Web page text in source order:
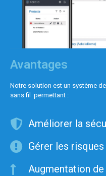
Avantages
Notre solution est un système
sans fil permettant :
Améliorer la
Gérer les risques
Augmentation